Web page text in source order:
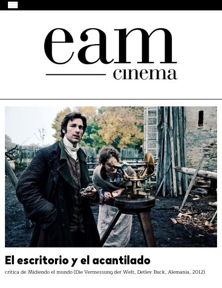
El escritorio y el acantilado
crítica de Midiendo el mundo (Die Vermessung der Welt, Detlev Buck, Alemania, 2012).